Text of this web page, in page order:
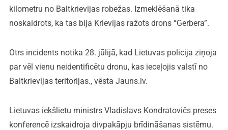
kilometru no Baltkrievijas robežas. Izmeklēšanā tika
noskaidrots, ka tas bija Krievijas ražots drons “Gerbera”.
Otrs incidents notika 28. jūlijā, kad Lietuvas policija ziņoja
par vēl vienu neidentificētu dronu, kas ieceļojis valstī no
Baltkrievijas teritorijas., vēsta Jauns.lv.
Lietuvas iekšlietu ministrs Vladislavs Kondratovičs preses
konferencē izskaidroja divpakāpju brīdināšanas sistēmu.